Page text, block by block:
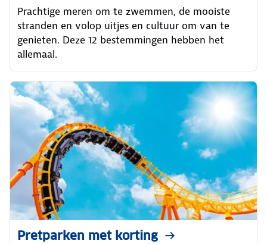
Prachtige meren om te zwemmen, de mooiste
stranden en volop uitjes en cultuur om van te
genieten. Deze 12 bestemmingen hebben het
allemaal.
Pretparken met korting